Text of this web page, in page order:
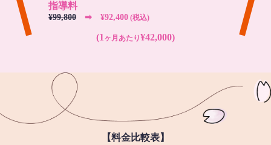
指導料
¥99,800 ➡︎ ¥92,400 (税込)
(1 ヶ月あたり¥42,000)
【料金比較表】